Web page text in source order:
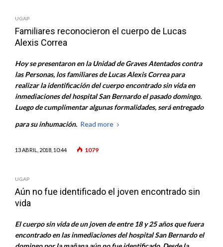
UGAP
Familiares reconocieron el cuerpo de Lucas
Alexis Correa
Hoy se presentaron en la Unidad de Graves Atentados contra
las Personas, los familiares de Lucas Alexis Correa para
realizar la identificación del cuerpo encontrado sin vida en
inmediaciones del hospital San Bernardo el pasado domingo.
Luego de cumplimentar algunas formalidades, será entregado
para su inhumación. Read more
13 ABRIL, 2018, 10:44 1079
UGAP
Aún no fue identificado el joven encontrado sin
vida
El cuerpo sin vida de un joven de entre 18 y 25 años que fuera
encontrado en las inmediaciones del hospital San Bernardo el